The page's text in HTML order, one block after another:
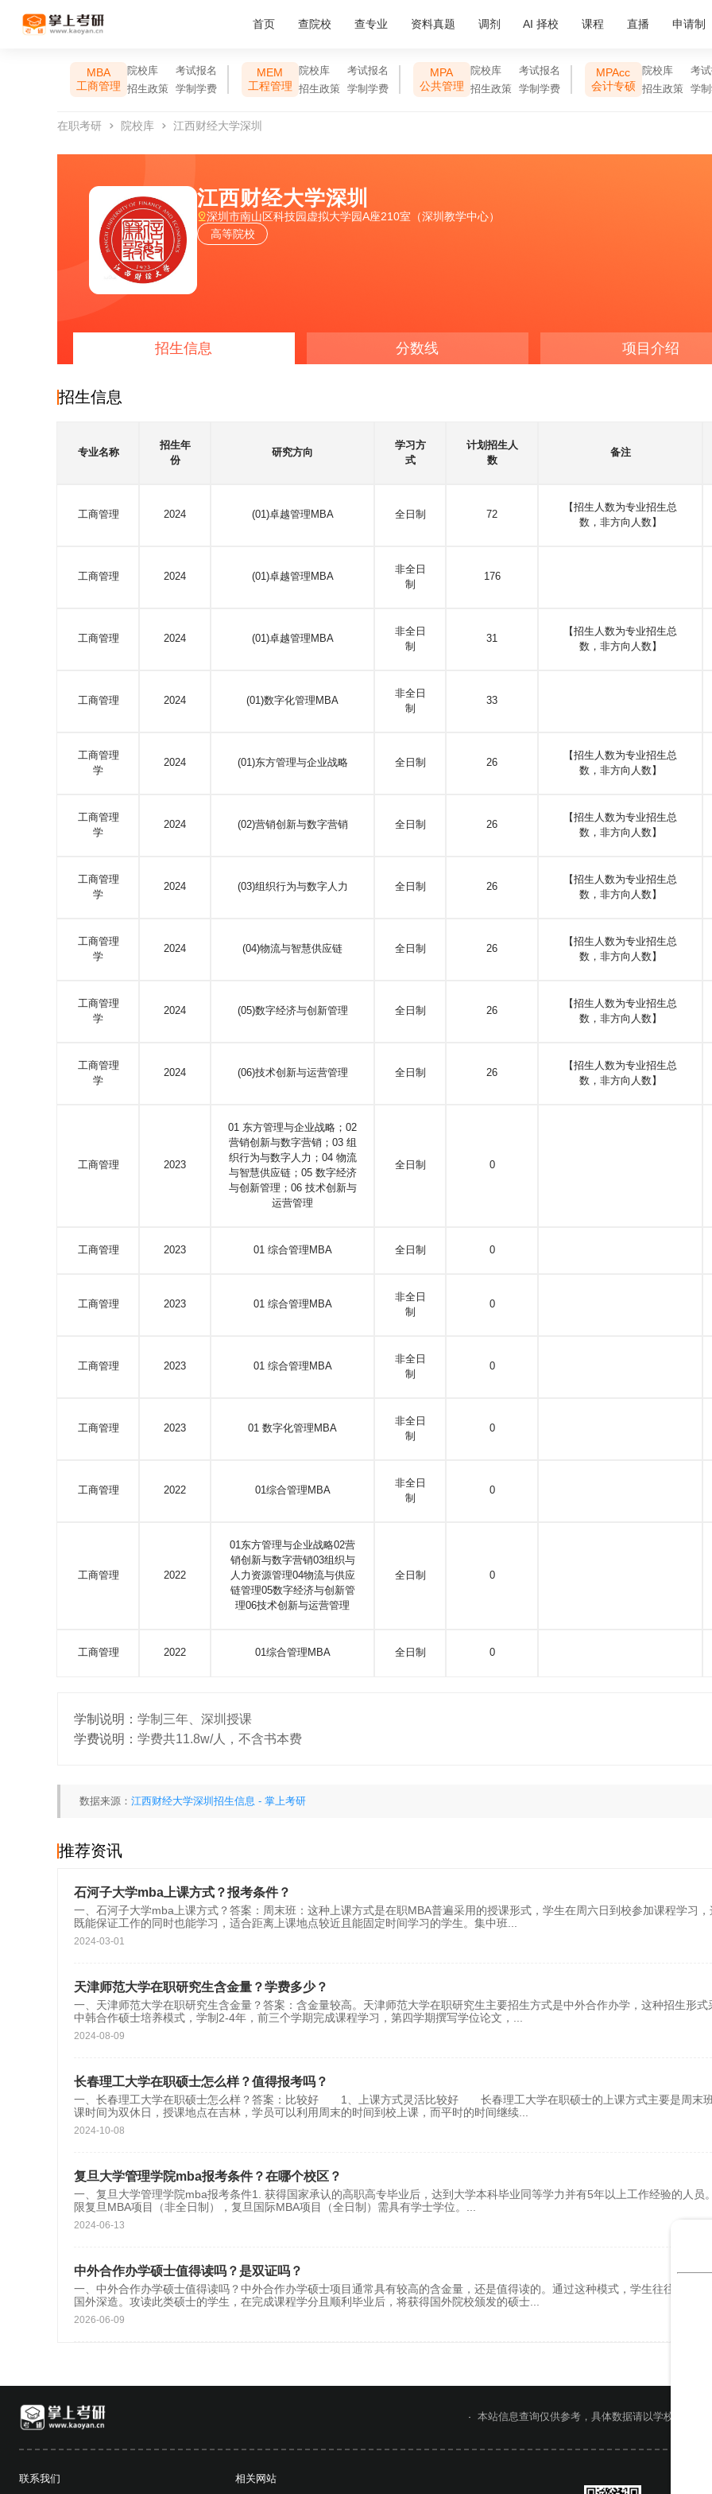
首页 查院校 查专业 资料真题 调剂 AI 择校 课程 直播 申请制
MBA
工商管理
院校库
考试报名
招生政策
学制学费
MEM
工程管理
院校库
考试报名
招生政策
学制学费
MPA
公共管理
院校库
考试报名
招生政策
学制学费
MPAcc
会计专硕
院校库
考
招生政策
学
在职考研 院校库 江西财经大学深圳
江西财经大学深圳
深圳市南山区科技园虚拟大学园A座210室（深圳教学中心）
高等院校
招生信息 分数线 项目介绍
招生信息
专业名称
招生年
份
研究方向
学习方
式
计划招生人
数
备注
工商管理 2024 (01)卓越管理MBA 全日制 72
【招生人数为专业招生总
数，非方向人数】
工商管理 2024 (01)卓越管理MBA
非全日
制
176
工商管理 2024 (01)卓越管理MBA
非全日
制
31
【招生人数为专业招生总
数，非方向人数】
工商管理 2024 (01)数字化管理MBA
非全日
制
33
工商管理
学
2024 (01)东方管理与企业战略 全日制 26
【招生人数为专业招生总
数，非方向人数】
工商管理
学
2024 (02)营销创新与数字营销 全日制 26
【招生人数为专业招生总
数，非方向人数】
工商管理
学
2024 (03)组织行为与数字人力 全日制 26
【招生人数为专业招生总
数，非方向人数】
工商管理
学
2024 (04)物流与智慧供应链 全日制 26
【招生人数为专业招生总
数，非方向人数】
工商管理
学
2024 (05)数字经济与创新管理 全日制 26
【招生人数为专业招生总
数，非方向人数】
工商管理
学
2024 (06)技术创新与运营管理 全日制 26
【招生人数为专业招生总
数，非方向人数】
工商管理 2023
01 东方管理与企业战略；02
营销创新与数字营销；03 组
织行为与数字人力；04 物流
与智慧供应链；05 数字经济
与创新管理；06 技术创新与
运营管理
全日制 0
工商管理 2023 01 综合管理MBA 全日制 0
工商管理 2023 01 综合管理MBA
非全日
制
0
工商管理 2023 01 综合管理MBA
非全日
制
0
工商管理 2023 01 数字化管理MBA
非全日
制
0
工商管理 2022 01综合管理MBA
非全日
制
0
工商管理 2022
01东方管理与企业战略02营
销创新与数字营销03组织与
人力资源管理04物流与供应
链管理05数字经济与创新管
理06技术创新与运营管理
全日制 0
工商管理 2022 01综合管理MBA 全日制 0
学制说明： 学制三年、深圳授课
学费说明： 学费共11.8w/人，不含书本费
数据来源： 江西财经大学深圳招生信息 - 掌上考研
推荐资讯
石河子大学mba上课方式？报考条件？
一、石河子大学mba上课方式？答案：周末班：这种上课方式是在职MBA普遍采用的授课形式，学生在周六日到校参加课程学习，
既能保证工作的同时也能学习，适合距离上课地点较近且能固定时间学习的学生。集中班
2024-03-01
天津师范大学在职研究生含金量？学费多少？
一、天津师范大学在职研究生含金量？答案：含金量较高。天津师范大学在职研究生主要招生方式是中外合作办学，这种招生形式
中韩合作硕士培养模式，学制2-4年，前三个学期完成课程学习，第四学期撰写学位论文，
2024-08-09
长春理工大学在职硕士怎么样？值得报考吗？
一、长春理工大学在职硕士怎么样？答案：比较好 1、上课方式灵活比较好 长春理工大学在职硕士的上课方式主要是周末
课时间为双休日，授课地点在吉林，学员可以利用周末的时间到校上课，而平时的时间继续
2024-10-08
复旦大学管理学院mba报考条件？在哪个校区？
一、复旦大学管理学院mba报考条件1. 获得国家承认的高职高专毕业后，达到大学本科毕业同等学力并有5年以上工作经验的人员
限复旦MBA项目（非全日制），复旦国际MBA项目（全日制）需具有学士学位。
2024-06-13
中外合作办学硕士值得读吗？是双证吗？
一、中外合作办学硕士值得读吗？中外合作办学硕士项目通常具有较高的含金量，还是值得读的。通过这种模式，学生往往有机会
国外深造。攻读此类硕士的学生，在完成课程学分且顺利毕业后，将获得国外院校颁发的硕士
2026-06-09
本站信息查询仅供参考，具体数据请以学校官网或
联系我们 相关网站